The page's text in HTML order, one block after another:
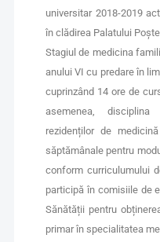
universitar 2018-2019
în clădirea Palatului
Stagiul de medicina
anului VI cu predare în
cuprinzând 14 ore de
asemenea,
rezidenților de
săptămânale pentru
conform curriculumului
participă în comisiile de
Sănătății pentru
primar în specialitatea